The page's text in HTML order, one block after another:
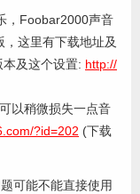
，Foobar2000声音
这里有下载地址及
及这个设置: http://
以稍微损失一点音
?id=202 (下载
可能不能直接使用